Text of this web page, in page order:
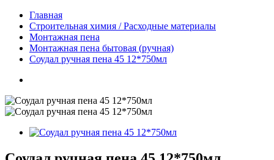
Главная
Строительная химия / Расходные материалы
Монтажная пена
Монтажная пена бытовая (ручная)
Соудал ручная пена 45 12*750мл